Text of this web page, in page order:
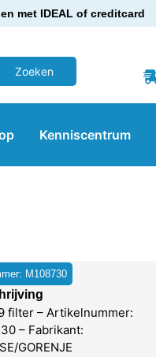
met IDEAL of creditcard
Kenniscentrum
M108730
filter – Artikelnummer:
– Fabrikant:
GORENJE